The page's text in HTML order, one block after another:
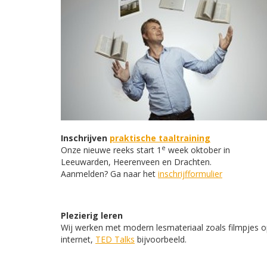
Inschrijven praktische taaltraining
Onze nieuwe reeks start 1 e week oktober in
Leeuwarden, Heerenveen en Drachten.
Aanmelden? Ga naar het inschrijfformulier
Plezierig leren
Wij werken met modern lesmateriaal zoals filmpjes
internet, TED Talks bijvoorbeeld.